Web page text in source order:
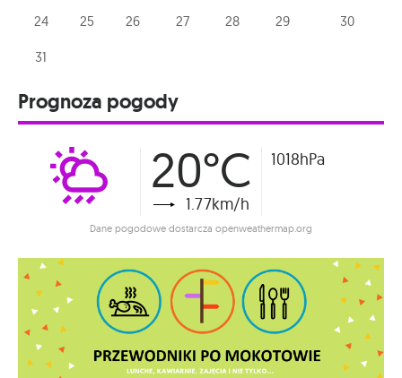
24 25 26 27 28 29 30
31
Prognoza pogody
20°C
1.77km/h
1018hPa
Dane pogodowe dostarcza openweathermap.org